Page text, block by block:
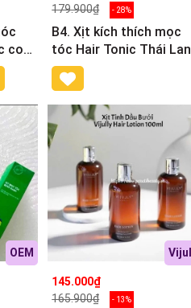
con
179.900₫
- 28%
B4. Xịt kích thích mọc
tóc Hair Tonic Thái Lan
120ml
OEM
145.000₫
165.900₫
- 13%